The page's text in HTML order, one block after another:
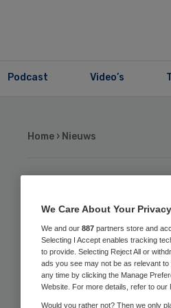
Podcast Video’s
Home › Nieuws
We Care About Your Privacy
We and our 887 partners store and
Selecting I Accept enables tracking
to provide. Selecting Reject All or
ads you see may not be as relevant
any time by clicking the Manage
Website. For more details, refer to our
Would you rather not? Then we only